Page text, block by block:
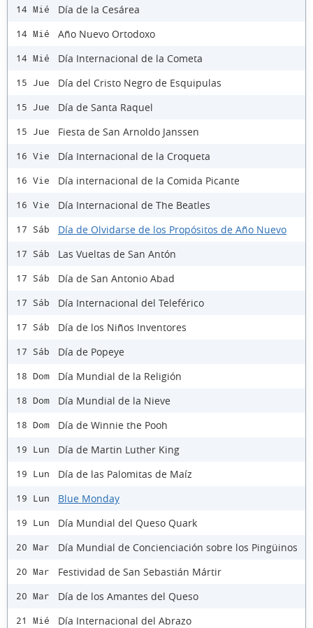
14 Mié Día de la Cesárea
14 Mié Año Nuevo Ortodoxo
14 Mié Día Internacional de la Cometa
15 Jue Día del Cristo Negro de Esquipulas
15 Jue Día de Santa Raquel
15 Jue Fiesta de San Arnoldo Janssen
16 Vie Día Internacional de la Croqueta
16 Vie Día internacional de la Comida Picante
16 Vie Día Internacional de The Beatles
17 Sáb Día de Olvidarse de los Propósitos de Año Nuevo
17 Sáb Las Vueltas de San Antón
17 Sáb Día de San Antonio Abad
17 Sáb Día Internacional del Teleférico
17 Sáb Día de los Niños Inventores
17 Sáb Día de Popeye
18 Dom Día Mundial de la Religión
18 Dom Día Mundial de la Nieve
18 Dom Día de Winnie the Pooh
19 Lun Día de Martin Luther King
19 Lun Día de las Palomitas de Maíz
19 Lun Blue Monday
19 Lun Día Mundial del Queso Quark
20 Mar Día Mundial de Concienciación sobre los Pingüinos
20 Mar Festividad de San Sebastián Mártir
20 Mar Día de los Amantes del Queso
21 Mié Día Internacional del Abrazo